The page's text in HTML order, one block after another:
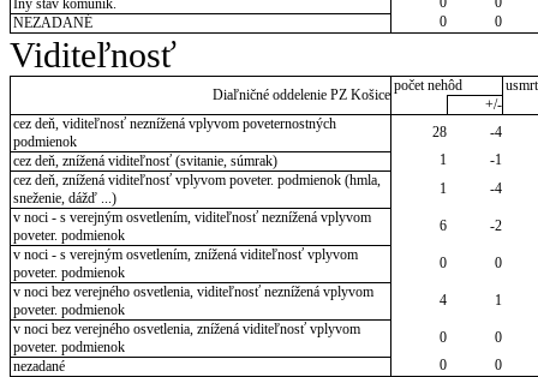
NEZADANÉ
0 0
Viditeľnosť
Diaľničné oddelenie PZ Košice
počet nehôd
+/-
cez deň, viditeľnosť neznížená vplyvom poveternostných
podmienok
28
-4
cez deň, znížená viditeľnosť (svitanie, súmrak)
1
-1
cez deň, znížená viditeľnosť vplyvom poveter. podmienok (hmla,
sneženie, dážď ...)
1
-4
v noci - s verejným osvetlením, viditeľnosť neznížená vplyvom
poveter. podmienok
6
-2
v noci - s verejným osvetlením, znížená viditeľnosť vplyvom
poveter. podmienok
0
0
v noci bez verejného osvetlenia, viditeľnosť neznížená vplyvom
poveter. podmienok
4
1
v noci bez verejného osvetlenia, znížená viditeľnosť vplyvom
poveter. podmienok
0
0
nezadané
0 0